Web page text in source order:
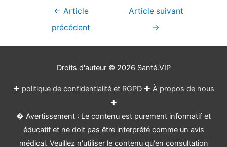
Navigation
← Article
précédent
Article suivant
→
Droits d'auteur © 2026 Santé.VIP
✚ politique de confidentialité et RGPD✚ À propos de nous
✚
� Avertissement : Le contenu est purement informatif et
éducatif et ne doit pas être interprété comme un avis
médical. Veuillez n'utiliser le contenu qu'en consultation